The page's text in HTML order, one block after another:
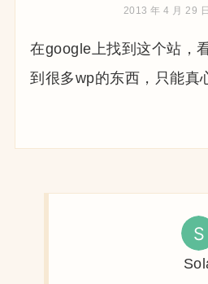
2013 年 4 月 29
在google上找到这个站，
到很多wp的东西，只能真